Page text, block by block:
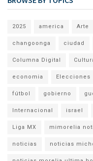
2025 america Arte
changoonga ciudad
Columna Digital
economia Elecciones
fútbol gobierno
Internacional israel
Liga MX mimorelia
noticias noticias